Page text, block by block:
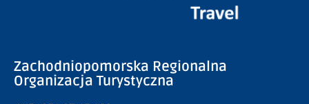
Zachodniopomorska Regionalna
Organizacja Turystyczna